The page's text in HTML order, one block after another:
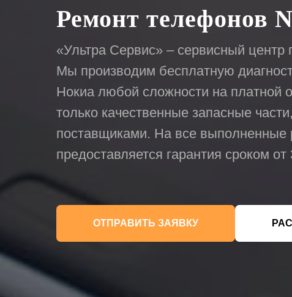
Ремонт телефонов
«Ультра Сервис» – сервисный
Мы производим бесплатную
Нокиа любой сложности на платной
только качественные запасные
поставщиками. На все выполненные
предоставляется гарантия сроком от
ОТПРАВИТЬ ЗАЯВКУ